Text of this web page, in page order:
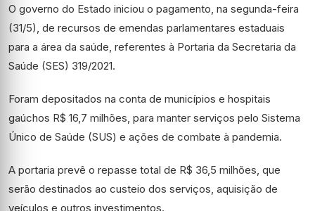
O governo do Estado iniciou o pagamento, na segunda-feira
(31/5), de recursos de emendas parlamentares estaduais
para a área da saúde, referentes à Portaria da Secretaria da
Saúde (SES) 319/2021.
Foram depositados na conta de municípios e hospitais
gaúchos R$ 16,7 milhões, para manter serviços pelo Sistema
Único de Saúde (SUS) e ações de combate à pandemia.
A portaria prevê o repasse total de R$ 36,5 milhões, que
serão destinados ao custeio dos serviços, aquisição de
veículos e outros investimentos.